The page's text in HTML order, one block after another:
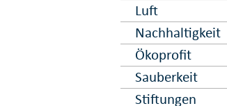
Luft
Nachhaltig­keit
Ökoprofit
Sauberkeit
Stiftungen